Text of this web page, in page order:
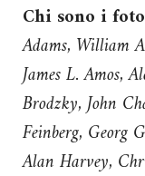
Chi sono i
Adams, William
James L. Amos,
Brodzky, John
Feinberg, Georg
Alan Harvey,